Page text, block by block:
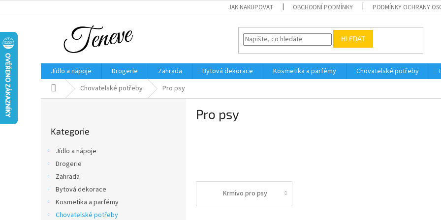
na
JAK NAKUPOVAT OBCHODNÍ PODMÍNKY PODMÍNKY OCHRANY
HLEDAT
Jídlo a nápoje Drogerie Zahrada Bytová dekorace Kosmetika a parfémy Chovatelské potřeby
Domů Chovatelské potřeby Pro psy
kategorie
Kategorie
Jídlo a nápoje
Drogerie
Zahrada
Bytová dekorace
Kosmetika a parfémy
Chovatelské potřeby
Pro psy
Krmivo pro psy